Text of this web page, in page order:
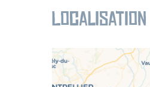
Localisation